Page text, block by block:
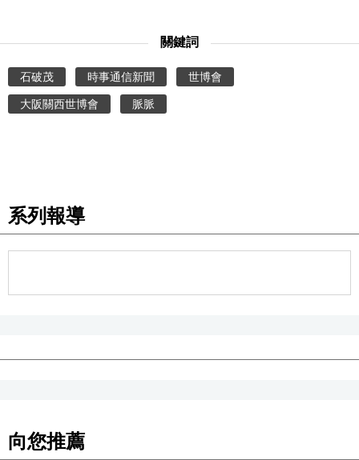
編輯部通知
關鍵詞
石破茂 時事通信新聞 世博會
大阪關西世博會 脈脈
系列報導
向您推薦